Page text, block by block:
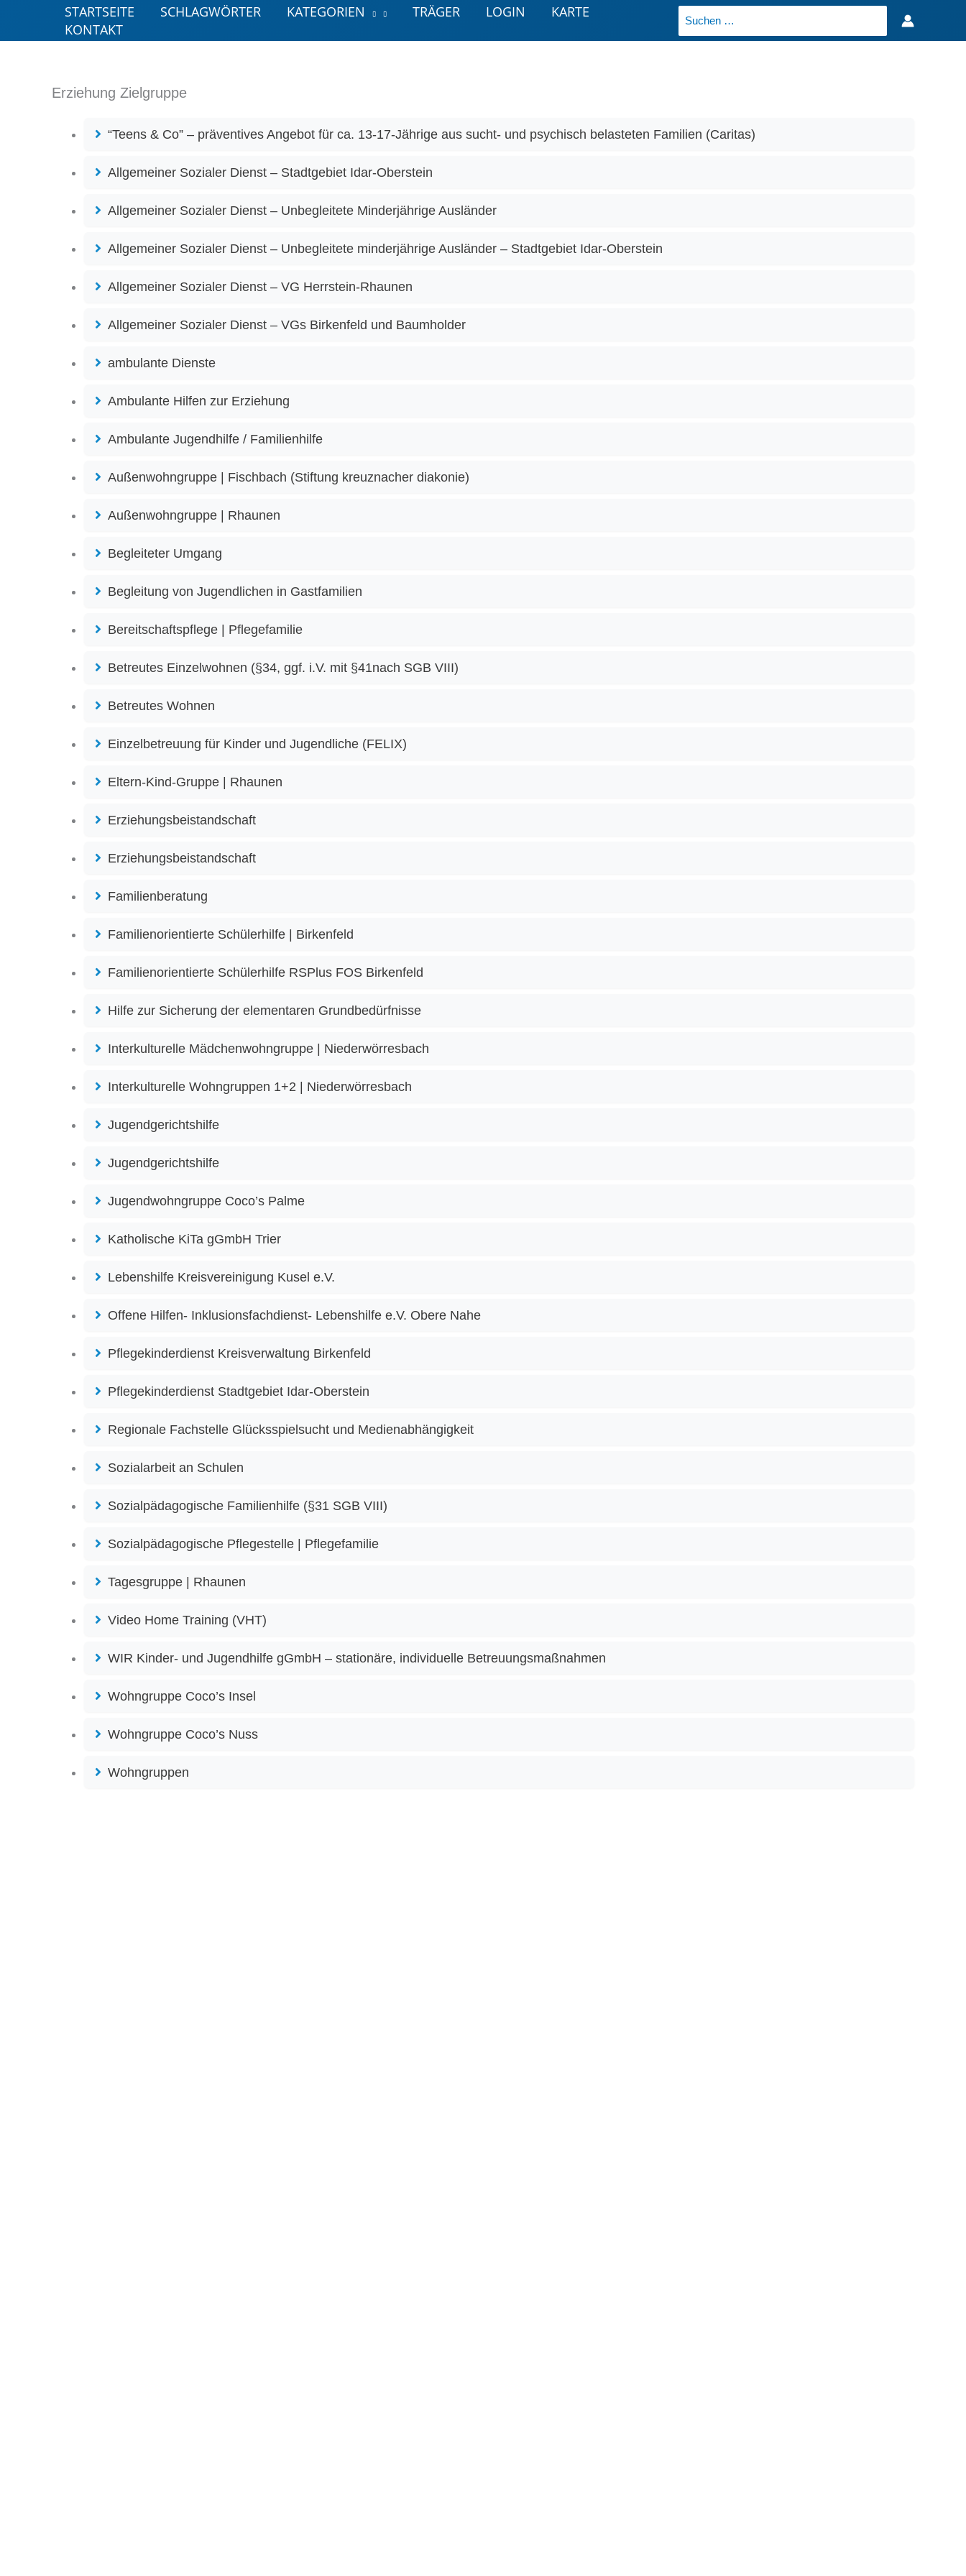
springen
STARTSEITE SCHLAGWÖRTER KATEGORIEN TRÄGER LOGIN
KARTE
KONTAKT
Search
for:
Erziehung Zielgruppe
“Teens & Co” – präventives Angebot für ca. 13-17-Jährige aus sucht- und psychisch belasteten Familien (Caritas)
Allgemeiner Sozialer Dienst – Stadtgebiet Idar-Oberstein
Allgemeiner Sozialer Dienst – Unbegleitete Minderjährige Ausländer
Allgemeiner Sozialer Dienst – Unbegleitete minderjährige Ausländer – Stadtgebiet Idar-Oberstein
Allgemeiner Sozialer Dienst – VG Herrstein-Rhaunen
Allgemeiner Sozialer Dienst – VGs Birkenfeld und Baumholder
ambulante Dienste
Ambulante Hilfen zur Erziehung
Ambulante Jugendhilfe / Familienhilfe
Außenwohngruppe | Fischbach (Stiftung kreuznacher diakonie)
Außenwohngruppe | Rhaunen
Begleiteter Umgang
Begleitung von Jugendlichen in Gastfamilien
Bereitschaftspflege | Pflegefamilie
Betreutes Einzelwohnen (§34, ggf. i.V. mit §41nach SGB VIII)
Betreutes Wohnen
Einzelbetreuung für Kinder und Jugendliche (FELIX)
Eltern-Kind-Gruppe | Rhaunen
Erziehungsbeistandschaft
Erziehungsbeistandschaft
Familienberatung
Familienorientierte Schülerhilfe | Birkenfeld
Familienorientierte Schülerhilfe RSPlus FOS Birkenfeld
Hilfe zur Sicherung der elementaren Grundbedürfnisse
Interkulturelle Mädchenwohngruppe | Niederwörresbach
Interkulturelle Wohngruppen 1+2 | Niederwörresbach
Jugendgerichtshilfe
Jugendgerichtshilfe
Jugendwohngruppe Coco’s Palme
Katholische KiTa gGmbH Trier
Lebenshilfe Kreisvereinigung Kusel e.V.
Offene Hilfen- Inklusionsfachdienst- Lebenshilfe e.V. Obere Nahe
Pflegekinderdienst Kreisverwaltung Birkenfeld
Pflegekinderdienst Stadtgebiet Idar-Oberstein
Regionale Fachstelle Glücksspielsucht und Medienabhängigkeit
Sozialarbeit an Schulen
Sozialpädagogische Familienhilfe (§31 SGB VIII)
Sozialpädagogische Pflegestelle | Pflegefamilie
Tagesgruppe | Rhaunen
Video Home Training (VHT)
WIR Kinder- und Jugendhilfe gGmbH – stationäre, individuelle Betreuungsmaßnahmen
Wohngruppe Coco’s Insel
Wohngruppe Coco’s Nuss
Wohngruppen